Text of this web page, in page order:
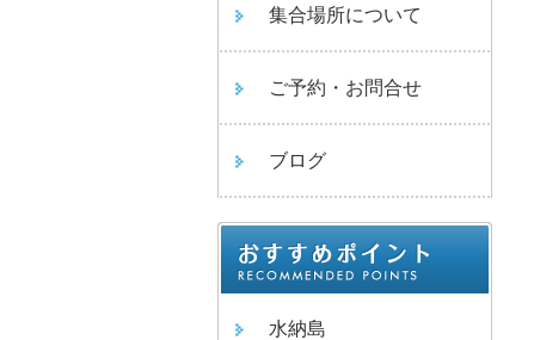
集合場所について
ご予約・お問合せ
ブログ
水納島